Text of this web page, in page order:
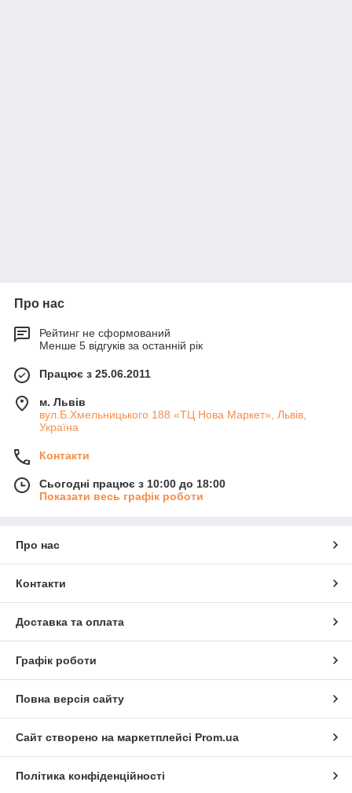
Про нас
Рейтинг не сформований
Менше 5 відгуків за останній рік
Працює з 25.06.2011
м. Львів
вул.Б.Хмельницького 188 «ТЦ Нова Маркет», Львів,
Україна
Контакти
Сьогодні працює з 10:00 до 18:00
Показати весь графік роботи
Про нас
Контакти
Доставка та оплата
Графік роботи
Повна версія сайту
Сайт створено на маркетплейсі Prom.ua
Політика конфіденційності